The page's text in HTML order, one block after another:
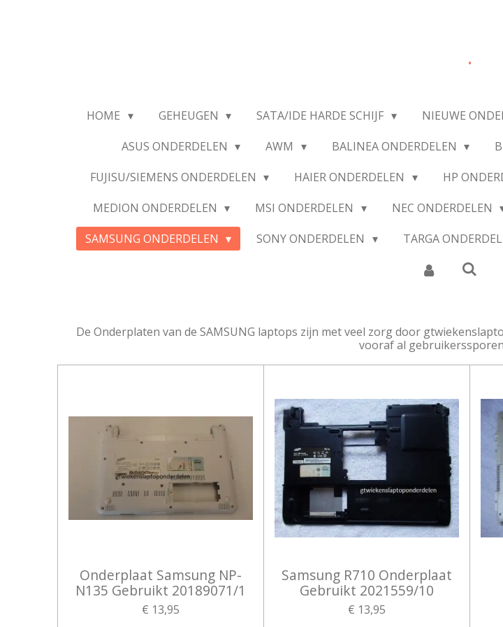
.
HOME GEHEUGEN SATA/IDE HARDE SCHIJF NIEUWE
ASUS ONDERDELEN
AWM BALINEA ONDERDELEN
FUJISU/SIEMENS ONDERDELEN
HAIER ONDERDELEN HP
MEDION ONDERDELEN
MSI ONDERDELEN NEC ONDERDELEN
SAMSUNG ONDERDELEN
SONY ONDERDELEN TARGA
De Onderplaten van de SAMSUNG laptops zijn met veel zorg door
vooraf al
Onderplaat Samsung NP-
N135 Gebruikt 20189071/1
€ 13,95
Samsung R710 Onderplaat
Gebruikt 2021559/10
€ 13,95